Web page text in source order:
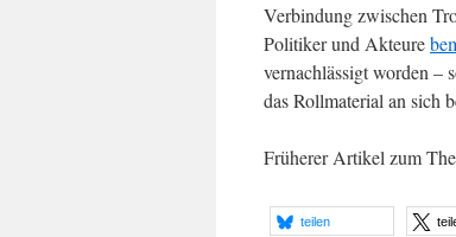
Verbindung zwischen
Politiker und Akteure
vernachlässigt worden –
das Rollmaterial an sich
Früherer Artikel zum
teilen